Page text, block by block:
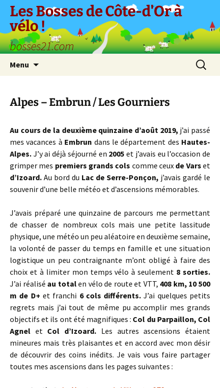
Aller
contenu
Les Bosses de Côte-d'Or à
vélo !
bosses21.com
Menu
Alpes – Embrun / Les Gourniers
Au cours de la deuxième quinzaine d’août 2019, j’ai passé
mes vacances à Embrun dans le département des Hautes-
Alpes. J’y ai déjà séjourné en 2005 et j’avais eu l’occasion de
grimper mes premiers grands cols comme ceux de Vars et
d’Izoard. Au bord du Lac de Serre-Ponçon, j’avais gardé le
souvenir d’une belle météo et d’ascensions mémorables.
J’avais préparé une quinzaine de parcours me permettant
de chasser de nombreux cols mais une petite lassitude
physique, une météo un peu aléatoire en deuxième semaine,
la volonté de passer du temps en famille et une situation
logistique un peu contraignante m’ont obligé à faire des
choix et à limiter mon temps vélo à seulement 8 sorties.
J’ai réalisé au totalen vélo de route et VTT, 408 km, 10 500
m de D+ et franchi 6 cols différents. J’ai quelques petits
regrets mais j’ai tout de même pu accomplir mes grands
objectifs et ils ont été magnifiques : Col du Parpaillon, Col
Agnel et Col d’Izoard. Les autres ascensions étaient
mineures mais très plaisantes et en accord avec mon désir
de découvrir des coins inédits. Je vais vous faire partager
toutes mes ascensions dans les pages suivantes :